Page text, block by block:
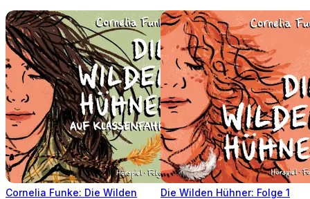
Cornelia Funke: Die Wilden
Die Wilden Hühner: Folge 1